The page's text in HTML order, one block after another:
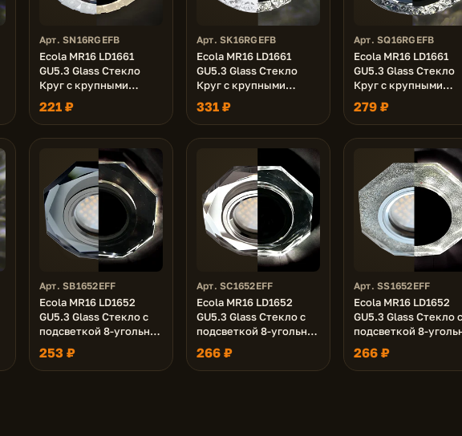
Арт. SN16RGEFB
Ecola MR16 LD1661
GU5.3 Glass Стекло
Круг с крупными
матовыми стразами
Конус с подсветкой/
фон мат./центр.часть
хром 38x95
221 ₽
Арт. SK16RGEFB
Ecola MR16 LD1661
GU5.3 Glass Стекло
Круг с крупными
прозр. стразами Конус
с подсветкой/фон
зерк./центр.часть хром
38x95
331 ₽
Арт. SQ16RGEFB
Ecola MR16 LD1661
GU5.3 Glass Стекло
Круг с крупными
прозр. стразами
с подсветкой/фон
черн./центр.часть
38x95
279 ₽
Арт. SB1652EFF
Ecola MR16 LD1652
GU5.3 Glass Стекло с
подсветкой 8-угольник
с прямыми гранями
Черный / Черный хром
25x90 (кd74)
253 ₽
Арт. SC1652EFF
Ecola MR16 LD1652
GU5.3 Glass Стекло с
подсветкой 8-угольник
с прямыми гранями
Хром / Хром 25x90
(кd74)
266 ₽
Арт. SS1652EFF
Ecola MR16 LD1652
GU5.3 Glass Стекло с
подсветкой 8-
с прямыми гранями
Серебряный блеск /
Хром 25x90 (кd74)
266 ₽